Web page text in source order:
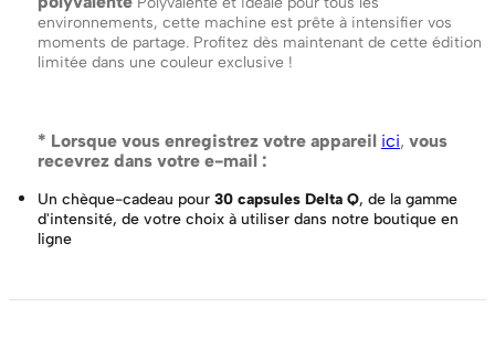
environnements, cette machine est prête à intensifier vos
moments de partage. Profitez dès maintenant de cette édition
limitée dans une couleur exclusive !
* Lorsque vous enregistrez votre appareil ici, vous
recevrez dans votre e-mail :
Un chèque-cadeau pour 30 capsules Delta Q, de la gamme
d'intensité, de votre choix à utiliser dans notre boutique en
ligne